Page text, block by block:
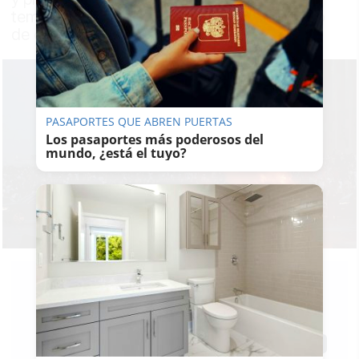
temor a disturbios y saqueos tras el partido
de cuartos de final del Mundial
RUBÉN
GUERRERO
09/07/2026
Actualizado: 09/07/2026 - 09:33
Facebook
X WhatsApp
Copy
PASAPORTES QUE ABREN PUERTAS
Los pasaportes más poderosos del
mundo, ¿está el tuyo?